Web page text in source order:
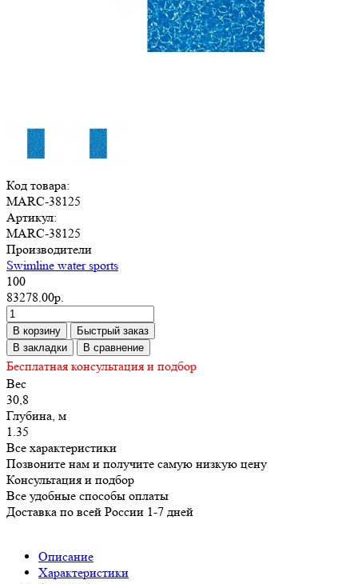
Код товара:
MARC-38125
Артикул:
MARC-38125
Производители
Swimline water sports
100
83278.00р.
В корзину
Быстрый заказ
В закладки
В сравнение
Бесплатная консультация и подбор
Вес
30,8
Глубина, м
1.35
Все характеристики
Позвоните нам и получите самую низкую цену
Консультация и подбор
Все удобные способы оплаты
Доставка по всей России 1-7 дней
Описание
Характеристики